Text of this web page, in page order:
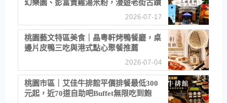
幻樂園、彭富貴雞湯米粉，漫遊老街古蹟
2026-07-17
桃園藝文特區美食｜晶粵軒烤鴨餐廳，桌
邊片皮鴨三吃與港式點心聚餐推薦
2026-07-04
桃園市區｜艾佳牛排館平價排餐最低300
元起，近70道自助吧Buffet無限吃到飽